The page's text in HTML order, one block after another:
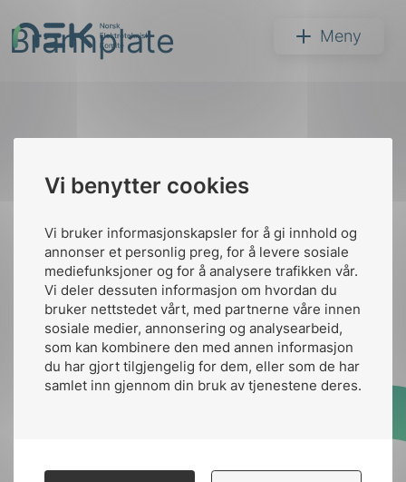
Vi benytter cookies
Vi bruker informasjonskapsler for å gi innhold og
annonser et personlig preg, for å levere sosiale
mediefunksjoner og for å analysere trafikken vår.
Vi deler dessuten informasjon om hvordan du
bruker nettstedet vårt, med partnerne våre innen
sosiale medier, annonsering og analysearbeid,
som kan kombinere den med annen informasjon
du har gjort tilgjengelig for dem, eller som de har
samlet inn gjennom din bruk av tjenestene deres.
til
innhold
NEK Meny
Søk
Brannplate
Kontakt oss
Ansatte
nek@nek.no
Kontakt
Bruk av Cookies